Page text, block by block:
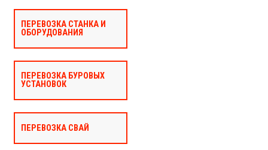
ПЕРЕВОЗКА СТАНКА И
ОБОРУДОВАНИЯ
ПЕРЕВОЗКА БУРОВЫХ
УСТАНОВОК
ПЕРЕВОЗКА СВАЙ